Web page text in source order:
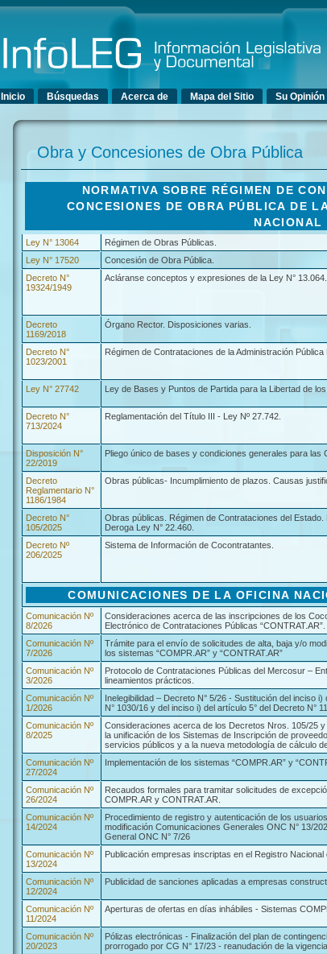
Menú principal
Inicio Búsquedas Acerca de Mapa del Sitio Su Opinión
Obra y Concesiones de Obra Pública
NORMATIVA SOBRE RÉGIMEN DE
CONCESIONES DE OBRA PÚBLICA DE
NACIONAL
Ley N° 13064
Régimen de Obras Públicas.
Ley N° 17520
Concesión de Obra Pública.
Decreto N°
19324/1949
Acláranse conceptos y expresiones de la Ley N° 13.064.
Decreto
1169/2018
Órgano Rector. Disposiciones varias.
Decreto N°
1023/2001
Régimen de Contrataciones de la Administración Pública
Ley N° 27742 Ley de Bases y Puntos de Partida para la Libertad de
Decreto N°
713/2024
Reglamentación del Título III - Ley Nº 27.742.
Disposición N°
22/2019
Pliego único de bases y condiciones generales para las
Decreto
Reglamentario N°
1186/1984
Obras públicas- Incumplimiento de plazos. Causas
Decreto N°
105/2025
Obras públicas. Régimen de Contrataciones del Estado.
Deroga Ley N° 22.460.
Decreto Nº
206/2025
Sistema de Información de Cocontratantes.
COMUNICACIONES DE LA OFICINA
Comunicación Nº
8/2026
Consideraciones acerca de las inscripciones de los
Electrónico de Contrataciones Públicas “CONTRAT.AR”.
Comunicación Nº
7/2026
Trámite para el envío de solicitudes de alta, baja y/o
los sistemas “COMPR.AR” y “CONTRAT.AR”
Comunicación Nº
3/2026
Protocolo de Contrataciones Públicas del Mercosur –
lineamientos prácticos.
Comunicación Nº
1/2026
Inelegibilidad – Decreto N° 5/26 - Sustitución del inciso
N° 1030/16 y del inciso i) del artículo 5° del Decreto N°
Comunicación Nº
8/2025
Consideraciones acerca de los Decretos Nros. 105/25
la unificación de los Sistemas de Inscripción de
servicios públicos y a la nueva metodología de cálculo
Comunicación Nº
27/2024
Implementación de los sistemas “COMPR.AR” y
Comunicación Nº
26/2024
Recaudos formales para tramitar solicitudes de
COMPR.AR y CONTRAT.AR.
Comunicación Nº
14/2024
Procedimiento de registro y autenticación de los
modificación Comunicaciones Generales ONC N° 13/
General ONC N° 7/26
Comunicación Nº
13/2024
Publicación empresas inscriptas en el Registro
Comunicación Nº
12/2024
Publicidad de sanciones aplicadas a empresas
Comunicación Nº
11/2024
Aperturas de ofertas en días inhábiles - Sistemas
Comunicación Nº
20/2023
Pólizas electrónicas - Finalización del plan de
prorrogado por CG N° 17/23 - reanudación de la